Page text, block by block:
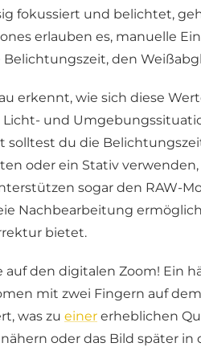
fokussiert und belichtet,
erlauben es, manuelle
Belichtungszeit, den
erkennt, wie sich diese
Licht- und
solltest du die
oder ein Stativ
sogar den RAW-
Nachbearbeitung
bietet.
auf den digitalen Zoom! Ein
mit zwei Fingern auf
was zu einer erheblichen
oder das Bild später